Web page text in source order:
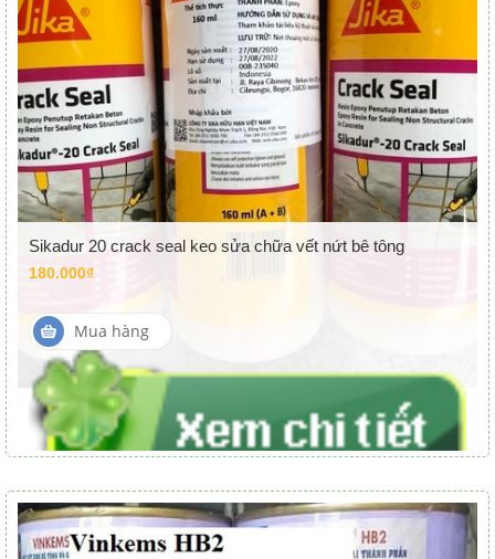
Sikadur 20 crack seal keo sửa chữa vết nứt bê tông
180.000₫
Mua hàng